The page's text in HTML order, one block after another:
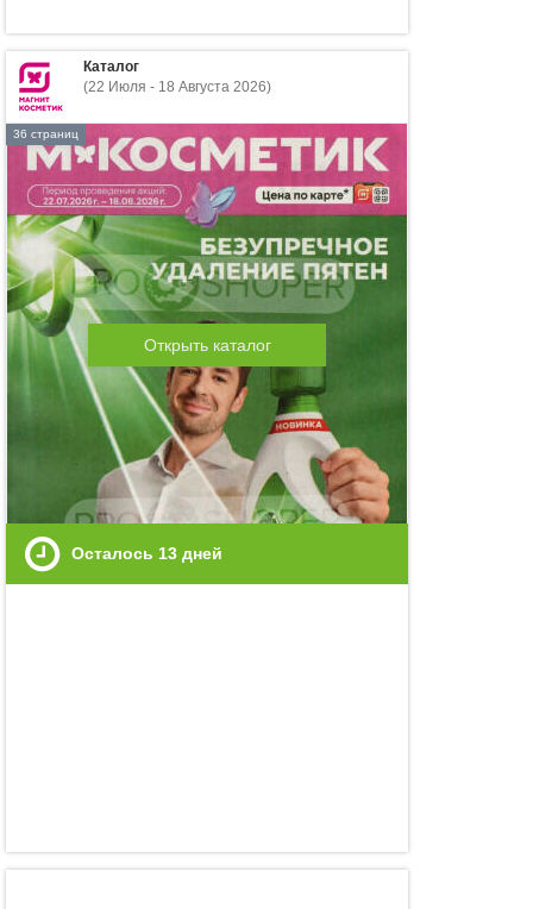
Каталог
(22 Июля - 18 Августа 2026)
Открыть каталог
36 страниц
Осталось 13 дней